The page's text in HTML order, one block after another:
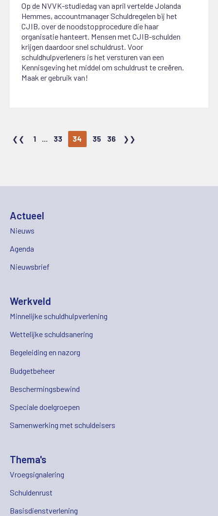
Op de NVVK-studiedag van april vertelde Jolanda
Hemmes, accountmanager Schuldregelen bij het
CJIB, over de noodstopprocedure die haar
organisatie hanteert. Mensen met CJIB-schulden
krijgen daardoor snel schuldrust. Voor
schuldhulpverleners is het versturen van een
Kennisgeving het middel om schuldrust te creëren.
Maak er gebruik van!
1 ... 33 34 35 36
Actueel
Nieuws
Agenda
Nieuwsbrief
Werkveld
Minnelijke schuldhulpverlening
Wettelijke schuldsanering
Begeleiding en nazorg
Budgetbeheer
Beschermingsbewind
Speciale doelgroepen
Samenwerking met schuldeisers
Thema's
Vroegsignalering
Schuldenrust
Basisdienstverlening